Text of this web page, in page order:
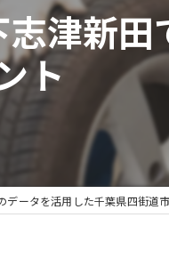
タ
処分
引
津新
ト
データを活用した千葉県四街道